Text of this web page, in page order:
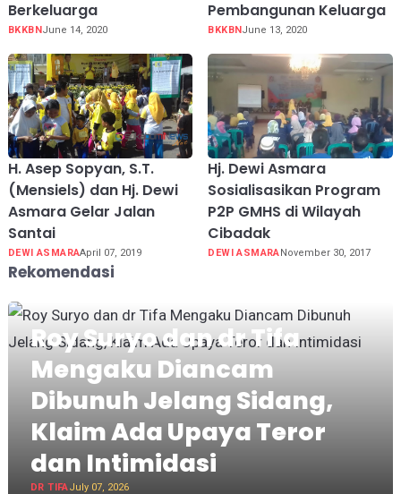
Berkeluarga
BKKBN June 14, 2020
Pembangunan Keluarga
BKKBN June 13, 2020
H. Asep Sopyan, S.T.
(Mensiels) dan Hj. Dewi
Asmara Gelar Jalan
Santai
DEWI ASMARAApril 07, 2019
Hj. Dewi Asmara
Sosialisasikan Program
P2P GMHS di Wilayah
Cibadak
DEWI ASMARANovember 30, 2017
Rekomendasi
Roy Suryo dan dr Tifa
Mengaku Diancam
Dibunuh Jelang Sidang,
Klaim Ada Upaya Teror
dan Intimidasi
DR TIFAJuly 07, 2026